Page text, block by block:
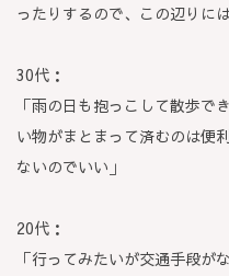
ったりするので、この辺りに
30代：
「雨の日も抱っこして散歩で
い物がまとまって済むのは便
ないのでいい」
20代：
「行ってみたいが交通手段が